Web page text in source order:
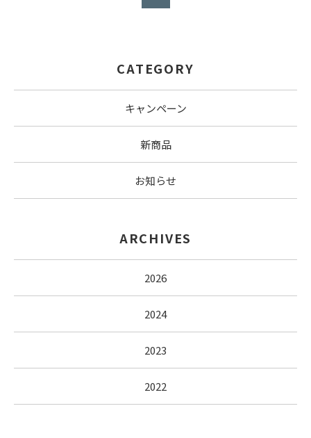
CATEGORY
キャンペーン
新商品
お知らせ
ARCHIVES
2026
2024
2023
2022